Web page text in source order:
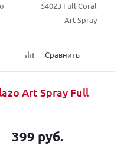
54023 Full Coral
Art Spray
Сравнить
Art Spray Full
399 руб.